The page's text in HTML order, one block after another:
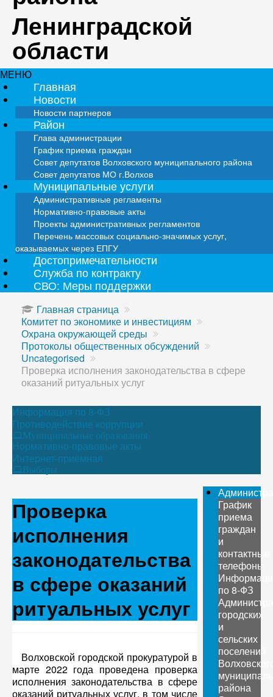
Ленинградской
области
МЕНЮ
Главная
Новости
Новости партнеров
Район
Глава администрации
График приема граждан
Совет депутатов Волховского муниципального района
Совет депутатов МО г.Волхов
Муниципальные услуги
Административные регламенты
Нормативно-правовые акты
Проекты административных регламентов
Перечень массовых социально-значимых услуг,
оказываемых через ЕПГУ
Достопримечательности
Служба по контракту
СВО: Меры поддержки
Главная страница
Комитет по экономике и инвестициям
Охрана окружающей среды
Протоколы общественных обсуждений
Uncategorised
Проверка исполнения законодательства в сфере
оказаний ритуальных услуг
Информация по 8-ФЗ
Противодействие коррупции
Муниципальные образования
Нормативно-правовые акты
Интернет-приёмная
Выборы
Проверка
исполнения
законодательства
в сфере оказаний
ритуальных услуг
Волховской городской прокуратурой в
марте 2022 года проведена проверка
исполнения законодательства в сфере
оказаний ритуальных услуг, в том числе
График
приема
граждан
и
контактные
телефоны
по 8-ФЗ
городских
и
сельских
поселений
района